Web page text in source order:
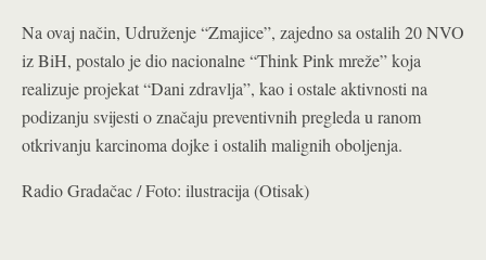
Na ovaj način, Udruženje “Zmajice”, zajedno sa ostalih 20 NVO
iz BiH, postalo je dio nacionalne “Think Pink mreže” koja
realizuje projekat “Dani zdravlja”, kao i ostale aktivnosti na
podizanju svijesti o značaju preventivnih pregleda u ranom
otkrivanju karcinoma dojke i ostalih malignih oboljenja.
Radio Gradačac / Foto: ilustracija (Otisak)